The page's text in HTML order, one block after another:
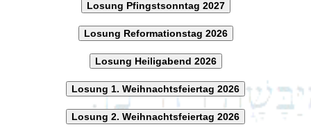
Losung Pfingstsonntag 2027
Losung Reformationstag 2026
Losung Heiligabend 2026
Losung 1. Weihnachtsfeiertag 2026
Losung 2. Weihnachtsfeiertag 2026